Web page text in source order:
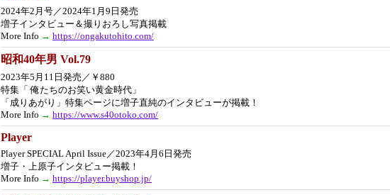
2024年2月号／2024年1月9日発売
増子インタビュー＆撮りおろし写真掲載
More Info → https://ongakutohito.com/
昭和40年男 Vol.79
2023年5月11日発売／￥880
特集「 俺たちのお笑い黄金時代」
「成りあがり」特集ページに増子直純のインタビューが掲載！
More Info → https://www.s40otoko.com/
Player
Player SPECIAL April Issue／2023年4月6日発売
増子・上原子インタビュー掲載！
More Info → https://player.buyshop.jp/